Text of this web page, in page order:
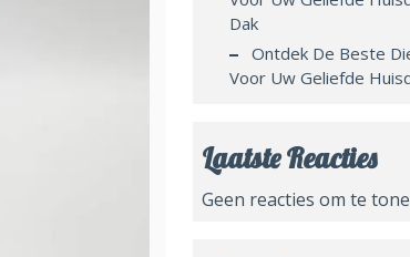
Dak
Ontdek De Beste
Voor Uw Geliefde
Laatste Reacties
Geen reacties om te